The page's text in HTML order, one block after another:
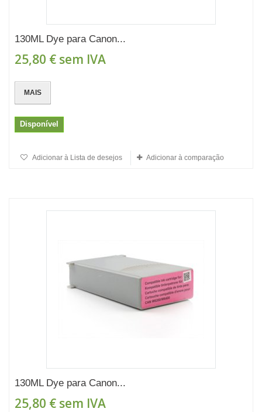
130ML Dye para Canon...
25,80 € sem IVA
MAIS
Disponível
Adicionar à Lista de desejos Adicionar à comparação
130ML Dye para Canon...
25,80 € sem IVA